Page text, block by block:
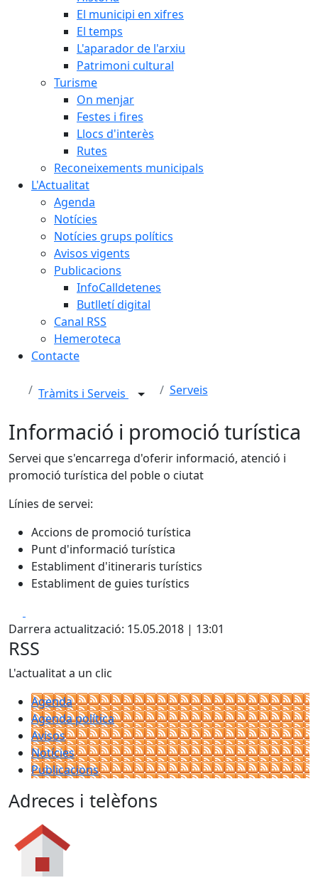
El municipi en xifres
El temps
L'aparador de l'arxiu
Patrimoni cultural
Turisme
On menjar
Festes i fires
Llocs d'interès
Rutes
Reconeixements municipals
L'Actualitat
Agenda
Notícies
Notícies grups polítics
Avisos vigents
Publicacions
InfoCalldetenes
Butlletí digital
Canal RSS
Hemeroteca
Contacte
Tràmits i Serveis Serveis
Informació i promoció turística
Servei que s'encarrega d'oferir informació, atenció i
promoció turística del poble o ciutat
Línies de servei:
Accions de promoció turística
Punt d'informació turística
Establiment d'itineraris turístics
Establiment de guies turístics
Darrera actualització: 15.05.2018 | 13:01
RSS
L'actualitat a un clic
Agenda
Agenda política
Avisos
Notícies
Publicacions
Adreces i telèfons